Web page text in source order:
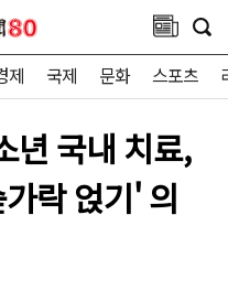
제 국제 문화 스포츠
년 국내 치료,
락 얹기' 의